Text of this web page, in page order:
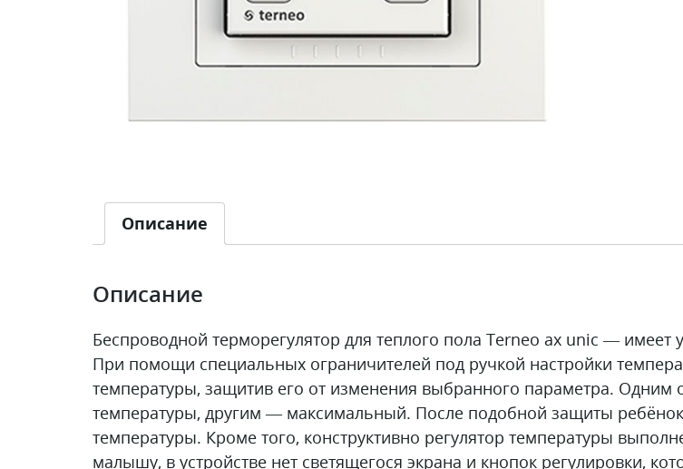
Описание
Описание
Беспроводной терморегулятор для теплого пола Terneo ax unic —
При помощи специальных ограничителей под ручкой настройки
температуры, защитив его от изменения выбранного параметра.
температуры, другим — максимальный. После подобной защиты
температуры. Кроме того, конструктивно регулятор температуры
малышу, в устройстве нет светящегося экрана и кнопок регулировки,